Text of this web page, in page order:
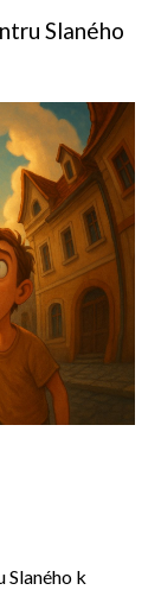
Slaného
Slaného k